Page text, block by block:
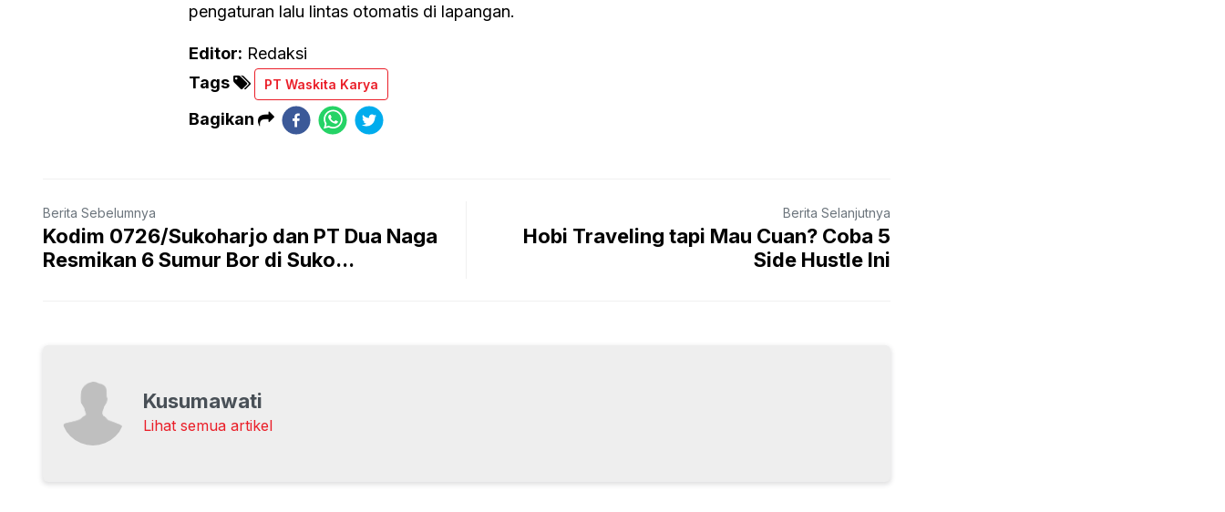
pengaturan lalu lintas otomatis di lapangan.
Editor: Redaksi
Tags
PT Waskita Karya
Bagikan
Berita Sebelumnya
Kodim 0726/Sukoharjo dan PT Dua Naga
Resmikan 6 Sumur Bor di Suko...
Berita Selanjutnya
Hobi Traveling tapi Mau Cuan? Coba 5
Side Hustle Ini
Kusumawati
Lihat semua artikel